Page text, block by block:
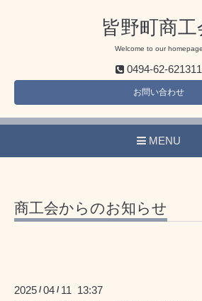
皆野町商工
Welcome to our homepage
0494-62-621311
お問い合わせ
MENU
商工会からのお知らせ
2025 /04 / 11 13:37